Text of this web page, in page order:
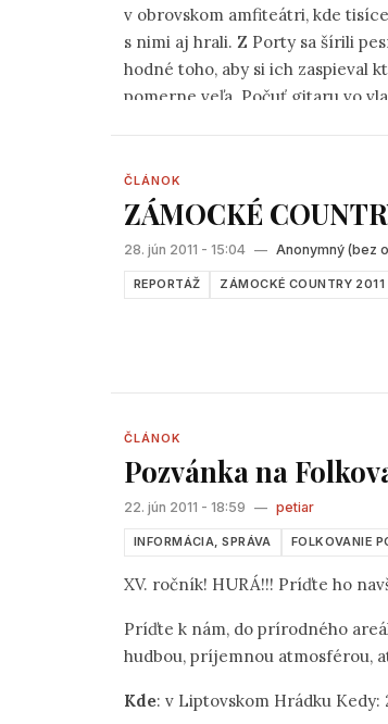
v obrovskom amfiteátri, kde
s nimi aj hrali. Z Porty sa šírili
hodné toho, aby si ich zaspieval
pomerne veľa. Počuť gitaru vo
ČLÁNOK
ZÁMOCKÉ
28. jún 2011 - 15:04 — Anonymný (bez
REPORTÁŽ ZÁMOCKÉ COUNTRY
ČLÁNOK
Pozvánka na
22. jún 2011 - 18:59 — petiar
INFORMÁCIA, SPRÁVA FOLKOVANIE
XV. ročník! HURÁ!!! Príďte ho
Príďte k nám, do prírodného
hudbou, príjemnou atmosférou,
Kde